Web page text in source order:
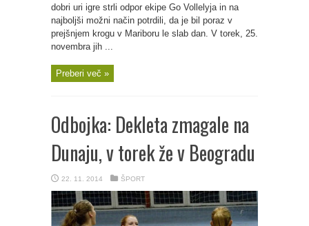
dobri uri igre strli odpor ekipe Go Vollelyja in na
najboljši možni način potrdili, da je bil poraz v
prejšnjem krogu v Mariboru le slab dan. V torek, 25.
novembra jih ...
Preberi več »
Odbojka: Dekleta zmagale na
Dunaju, v torek že v Beogradu
22. 11. 2014 ŠPORT